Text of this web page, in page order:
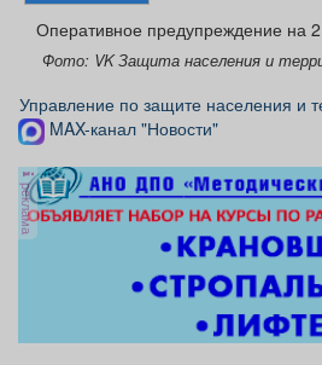
Афиша Обучение
Я -
Оперативное предупреждение на
Фото: VK Защита населения и
Управление по защите населения и
MAX-канал "Новости"
реклама